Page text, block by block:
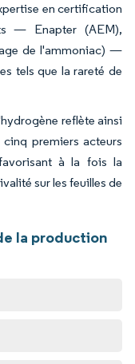
en certification
— Enapter (AEM),
de l'ammoniac) —
tels que la rareté de
reflète ainsi
premiers acteurs
à la fois la
sur les feuilles de
la production